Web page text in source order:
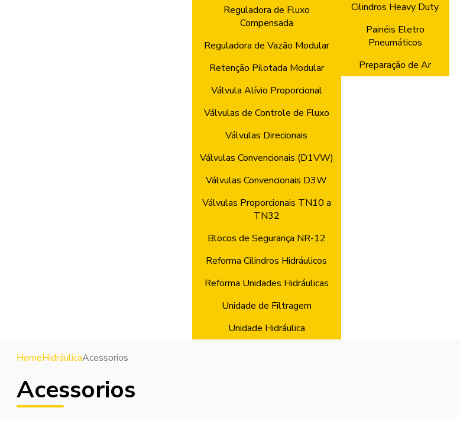
Reguladora de Fluxo
Compensada
Reguladora de Vazão Modular
Retenção Pilotada Modular
Válvula Alívio Proporcional
Válvulas de Controle de Fluxo
Válvulas Direcionais
Válvulas Convencionais (D1VW)
Válvulas Convencionais D3W
Válvulas Proporcionais TN10 a
TN32
Blocos de Segurança NR-12
Reforma Cilindros Hidráulicos
Reforma Unidades Hidráulicas
Unidade de Filtragem
Unidade Hidráulica
Cilindros Heavy Duty
Painéis Eletro
Pneumáticos
Preparação de Ar
HomeHidráulicaAcessorios
Acessorios